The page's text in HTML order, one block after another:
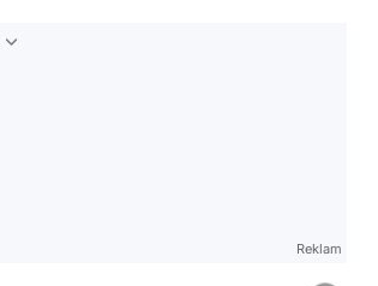
Reklam